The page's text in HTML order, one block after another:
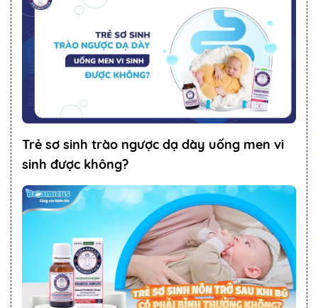
Trẻ sơ sinh trào ngược dạ dày uống men vi
sinh được không?